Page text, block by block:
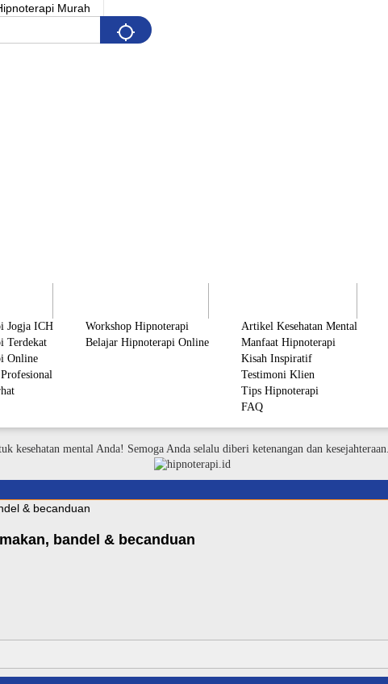
Jogja ICH
Terdekat
Online
Workshop Hipnoterapi
Belajar Hipnoterapi Online
Artikel Kesehatan Mental
Manfaat Hipnoterapi
Kisah Inspiratif
Testimoni Klien
Tips Hipnoterapi
FAQ
kesehatan mental Anda! Semoga Anda selalu diberi ketenangan dan
bandel & becanduan